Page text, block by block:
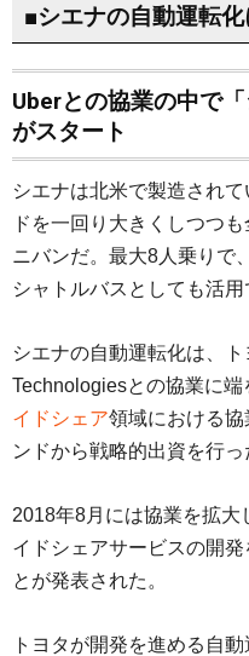
■シエナの自動運転
Uberとの協業の中で
がスタート
シエナは北米で製造され
ドを一回り大きくしつつ
ニバンだ。最大8人乗りで
シャトルバスとしても活用
シエナの自動運転化は、
Technologiesとの協業に端
イドシェア領域における
ンドから戦略的出資を行っ
2018年8月には協業を拡大
イドシェアサービスの開
とが発表された。
トヨタが開発を進める自